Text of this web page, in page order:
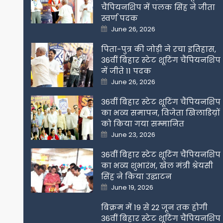
चैंपियनशिप में पलक सिंह ने जीता
स्वर्ण पदक
Posted
on
June 26, 2026
पिता-पुत्र की जोड़ी ने रचा इतिहास,
36वीं बिहार स्टेट शूटिंग चैंपियनशिप
में जीते 11 पदक
Posted
on
June 26, 2026
36वीं बिहार स्टेट शूटिंग चैंपियनशिप
का भव्य समापन, विजेता खिलाडिय़ों
को किया गया सम्मानित
Posted
on
June 23, 2026
36वीं बिहार स्टेट शूटिंग चैंपियनशिप
का भव्य शुभारंभ, खेल मंत्री श्रेयसी
सिंह ने किया उद्घाटन
Posted
on
June 19, 2026
बिक्रम में 19 से 22 जून तक होगी
36वीं बिहार स्टेट शूटिंग चैंपियनशिप